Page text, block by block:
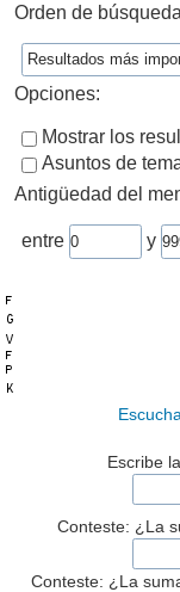
Orden de
Opciones:
Mostrar los
Asuntos de
Antigüedad del
entre y
Escribe
Conteste: ¿La
Conteste: ¿La